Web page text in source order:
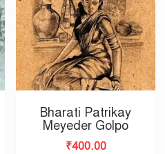
Bharati Patrikay
Meyeder Golpo
₹400.00